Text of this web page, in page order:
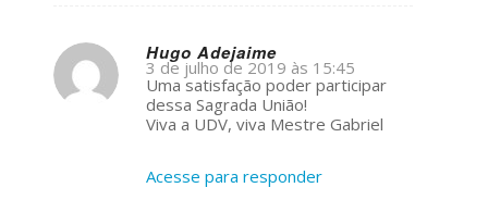
Hugo Adejaime
s
ays:
3 de julho de 2019 às 15:45
Uma satisfação poder participar
dessa Sagrada União!
Viva a UDV, viva Mestre Gabriel
Acesse para responder